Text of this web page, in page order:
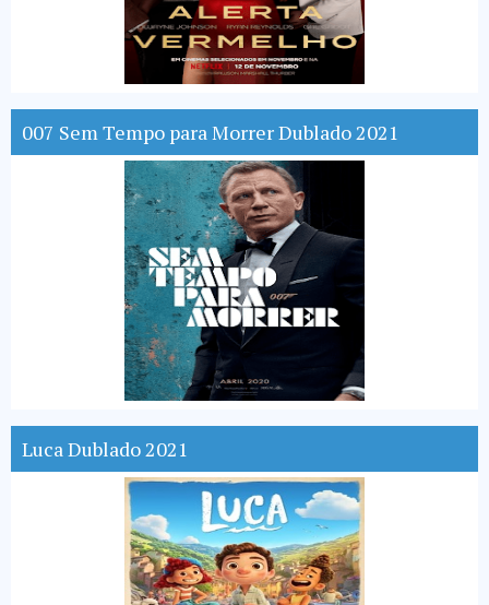
007 Sem Tempo para Morrer Dublado 2021
Luca Dublado 2021